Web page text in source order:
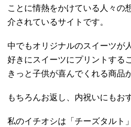
ことに情熱をかけている人々の
介されているサイトです。
中でもオリジナルのスイーツが
好きにスイーツにプリントする
きっと子供が喜んでくれる商品
もちろんお返し、内祝いにもお
私のイチオシは「チーズタルト